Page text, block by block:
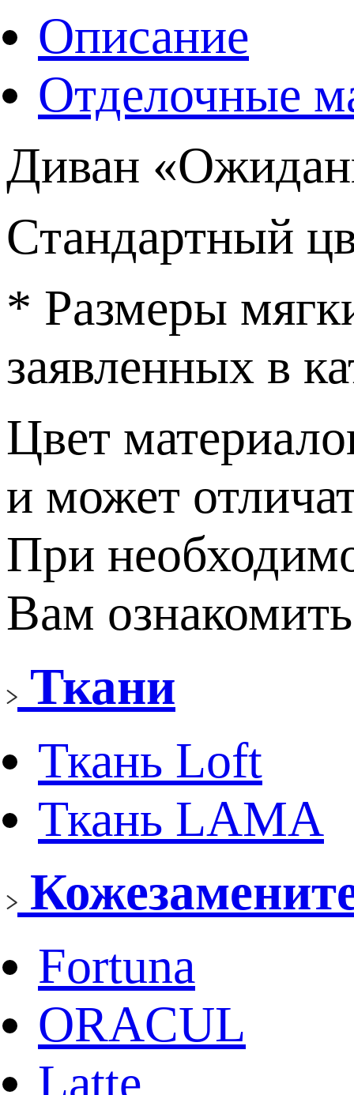
Описание
Отделочные
Диван
Стандартный
* Размеры
заявленных в
Цвет
и может
При
Вам
Ткани
Ткань Loft
Ткань LAMA
Fortuna
ORACUL
Latte